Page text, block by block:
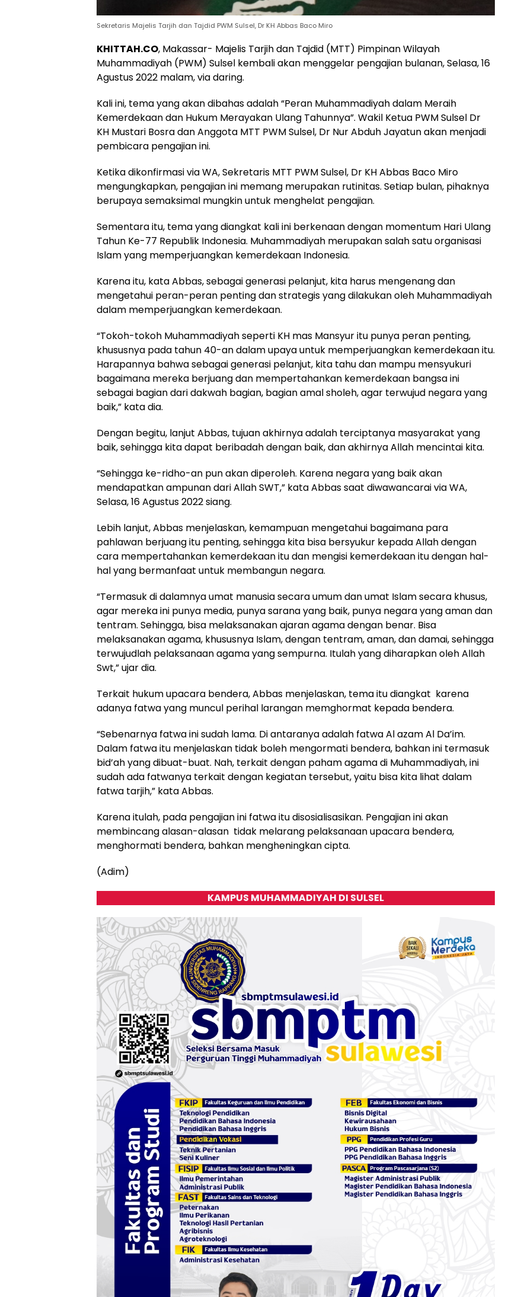
Sekretaris Majelis Tarjih dan Tajdid PWM Sulsel, Dr KH Abbas Baco Miro
KHITTAH.CO, Makassar- Majelis Tarjih dan Tajdid (MTT) Pimpinan Wilayah
Muhammadiyah (PWM) Sulsel kembali akan menggelar pengajian bulanan, Selasa, 16
Agustus 2022 malam, via daring.
Kali ini, tema yang akan dibahas adalah “Peran Muhammadiyah dalam Meraih
Kemerdekaan dan Hukum Merayakan Ulang Tahunnya”. Wakil Ketua PWM Sulsel Dr
KH Mustari Bosra dan Anggota MTT PWM Sulsel, Dr Nur Abduh Jayatun akan menjadi
pembicara pengajian ini.
Ketika dikonfirmasi via WA, Sekretaris MTT PWM Sulsel, Dr KH Abbas Baco Miro
mengungkapkan, pengajian ini memang merupakan rutinitas. Setiap bulan, pihaknya
berupaya semaksimal mungkin untuk menghelat pengajian.
Sementara itu, tema yang diangkat kali ini berkenaan dengan momentum Hari Ulang
Tahun Ke-77 Republik Indonesia. Muhammadiyah merupakan salah satu organisasi
Islam yang memperjuangkan kemerdekaan Indonesia.
Karena itu, kata Abbas, sebagai generasi pelanjut, kita harus mengenang dan
mengetahui peran-peran penting dan strategis yang dilakukan oleh Muhammadiyah
dalam memperjuangkan kemerdekaan.
“Tokoh-tokoh Muhammadiyah seperti KH mas Mansyur itu punya peran penting,
khususnya pada tahun 40-an dalam upaya untuk memperjuangkan kemerdekaan itu.
Harapannya bahwa sebagai generasi pelanjut, kita tahu dan mampu mensyukuri
bagaimana mereka berjuang dan mempertahankan kemerdekaan bangsa ini
sebagai bagian dari dakwah bagian, bagian amal sholeh, agar terwujud negara yang
baik,” kata dia.
Dengan begitu, lanjut Abbas, tujuan akhirnya adalah terciptanya masyarakat yang
baik, sehingga kita dapat beribadah dengan baik, dan akhirnya Allah mencintai kita.
“Sehingga ke-ridho-an pun akan diperoleh. Karena negara yang baik akan
mendapatkan ampunan dari Allah SWT,” kata Abbas saat diwawancarai via WA,
Selasa, 16 Agustus 2022 siang.
Lebih lanjut, Abbas menjelaskan, kemampuan mengetahui bagaimana para
pahlawan berjuang itu penting, sehingga kita bisa bersyukur kepada Allah dengan
cara mempertahankan kemerdekaan itu dan mengisi kemerdekaan itu dengan hal-
hal yang bermanfaat untuk membangun negara.
“Termasuk di dalamnya umat manusia secara umum dan umat Islam secara khusus,
agar mereka ini punya media, punya sarana yang baik, punya negara yang aman dan
tentram. Sehingga, bisa melaksanakan ajaran agama dengan benar. Bisa
melaksanakan agama, khususnya Islam, dengan tentram, aman, dan damai, sehingga
terwujudlah pelaksanaan agama yang sempurna. Itulah yang diharapkan oleh Allah
Swt,” ujar dia.
Terkait hukum upacara bendera, Abbas menjelaskan, tema itu diangkat karena
adanya fatwa yang muncul perihal larangan memghormat kepada bendera.
“Sebenarnya fatwa ini sudah lama. Di antaranya adalah fatwa Al azam Al Da’im.
Dalam fatwa itu menjelaskan tidak boleh mengormati bendera, bahkan ini termasuk
bid’ah yang dibuat-buat. Nah, terkait dengan paham agama di Muhammadiyah, ini
sudah ada fatwanya terkait dengan kegiatan tersebut, yaitu bisa kita lihat dalam
fatwa tarjih,” kata Abbas.
Karena itulah, pada pengajian ini fatwa itu disosialisasikan. Pengajian ini akan
membincang alasan-alasan tidak melarang pelaksanaan upacara bendera,
menghormati bendera, bahkan mengheningkan cipta.
(Adim)
KAMPUS MUHAMMADIYAH DI SULSEL